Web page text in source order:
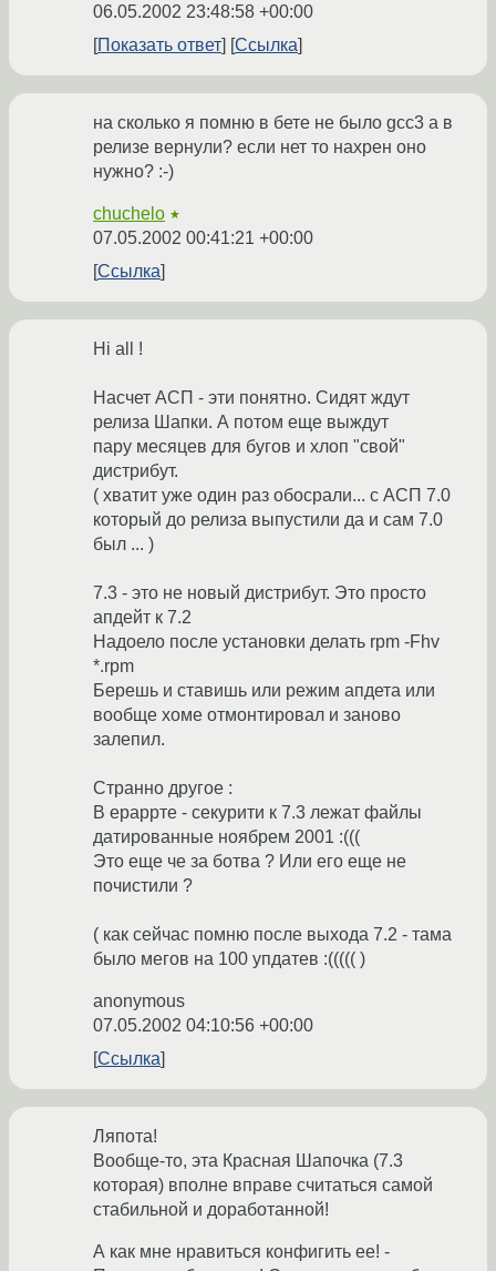
06.05.2002 23:48:58 +00:00
Показать ответ
Ссылка
на сколько я помню в бете не было gcc3 а в
релизе вернули? если нет то нахрен оно
нужно? :-)
chuchelo ★
07.05.2002 00:41:21 +00:00
Ссылка
Hi all !
Насчет АСП - эти понятно. Сидят ждут
релиза Шапки. А потом еще выждут
пару месяцев для бугов и хлоп "свой"
дистрибут.
( хватит уже один раз обосрали... с АСП 7.0
который до релиза выпустили да и сам 7.0
был ... )
7.3 - это не новый дистрибут. Это просто
апдейт к 7.2
Надоело после установки делать rpm -Fhv
*.rpm
Берешь и ставишь или режим апдета или
вообще хоме отмонтировал и заново
залепил.
Странно другое :
В ераррте - секурити к 7.3 лежат файлы
датированные ноябрем 2001 :(((
Это еще че за ботва ? Или его еще не
почистили ?
( как сейчас помню после выхода 7.2 - тама
было мегов на 100 упдатев :((((( )
anonymous
07.05.2002 04:10:56 +00:00
Ссылка
Ляпота!
Вообще-то, эта Красная Шапочка (7.3
которая) вполне вправе считаться самой
стабильной и доработанной!
А как мне нравиться конфигить ее! -